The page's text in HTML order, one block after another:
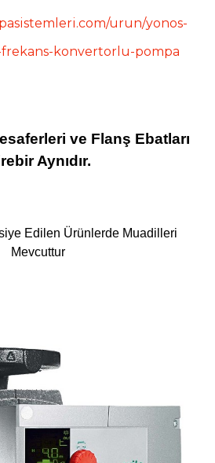
urun/yonos-
frekans-konvertorlu-pompa
ve Flanş Ebatları
Aynıdır.
Edilen Ürünlerde Muadilleri
Mevcuttur